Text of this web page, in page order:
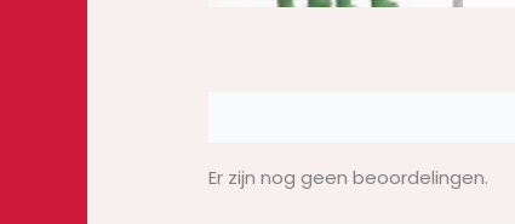
Er zijn nog geen beoordelingen.